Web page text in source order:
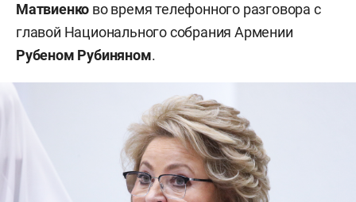
Матвиенко во время телефонного разговора с
главой Национального собрания Армении
Рубеном Рубиняном.